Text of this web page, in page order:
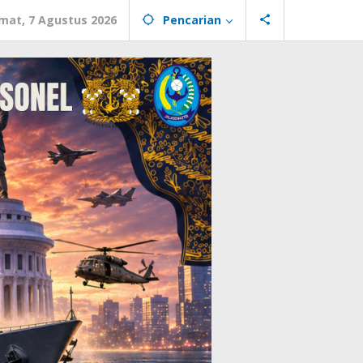
7 Agustus 2026 Pencarian